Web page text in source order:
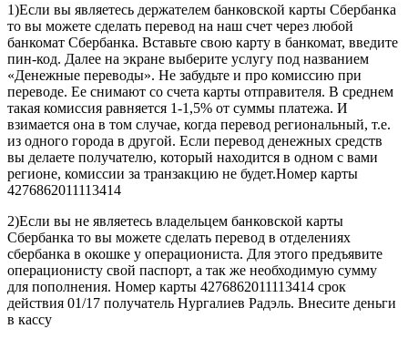
1)Если вы являетесь держателем банковской карты Сбербанка
то вы можете сделать перевод на наш счет через любой
банкомат Сбербанка. Вставьте свою карту в банкомат, введите
пин-код. Далее на экране выберите услугу под названием
«Денежные переводы». Не забудьте и про комиссию при
переводе. Ее снимают со счета карты отправителя. В среднем
такая комиссия равняется 1-1,5% от суммы платежа. И
взимается она в том случае, когда перевод региональный, т.е.
из одного города в другой. Если перевод денежных средств
вы делаете получателю, который находится в одном с вами
регионе, комиссии за транзакцию не будет.Номер карты
4276862011113414
2)Если вы не являетесь владельцем банковской карты
Сбербанка то вы можете сделать перевод в отделениях
сбербанка в окошке у операциониста. Для этого предъявите
операционисту свой паспорт, а так же необходимую сумму
для пополнения. Номер карты 4276862011113414 срок
действия 01/17 получатель Нургалиев Радэль. Внесите деньги
в кассу